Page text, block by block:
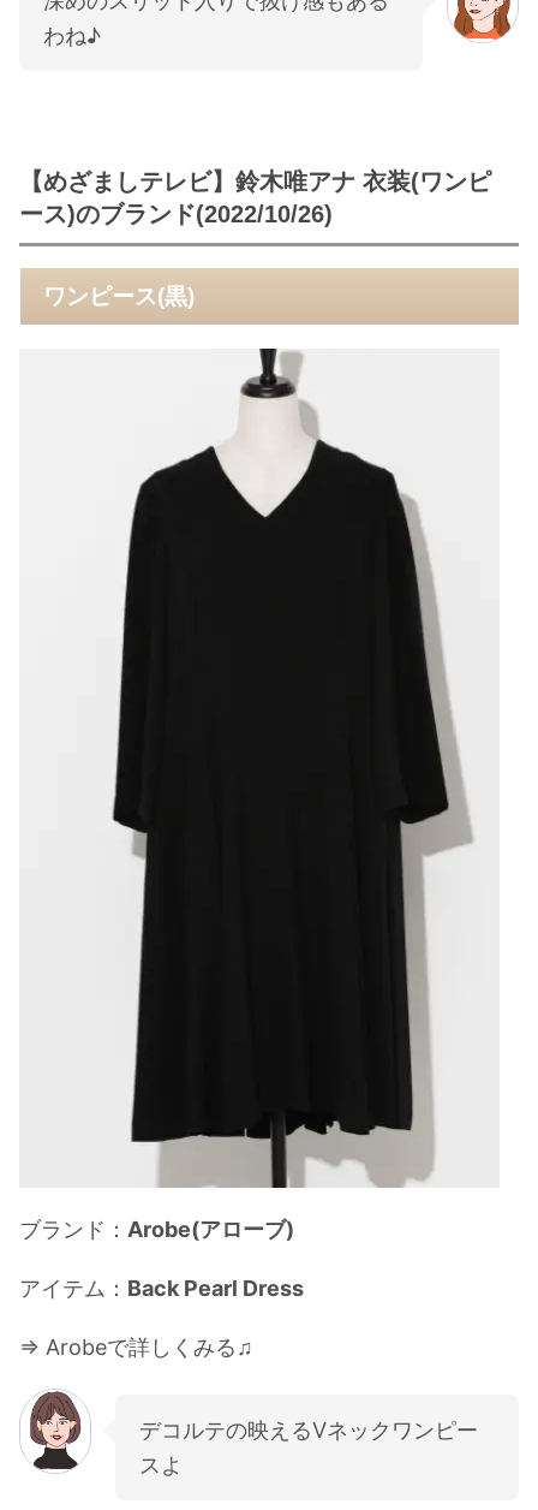
わね♪
【めざましテレビ】鈴木唯アナ 衣装(ワンピ
ース)のブランド(2022/10/26)
ワンピース(黒)
ブランド： Arobe(アローブ)
アイテム： Back Pearl Dress
⇒ Arobeで詳しくみる♫
デコルテの映えるVネックワンピー
スよ